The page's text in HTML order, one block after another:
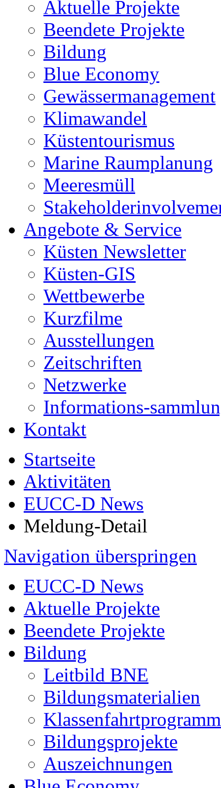
Aktuelle Projekte
Beendete Projekte
Bildung
Blue Economy
Gewässermanagement
Klimawandel
Küstentourismus
Marine Raumplanung
Meeresmüll
Angebote & Service
Küsten Newsletter
Küsten-GIS
Wettbewerbe
Kurzfilme
Ausstellungen
Zeitschriften
Netzwerke
Informations-
Kontakt
Startseite
Aktivitäten
EUCC-D News
Meldung-Detail
Navigation überspringen
EUCC-D News
Aktuelle Projekte
Beendete Projekte
Bildung
Leitbild BNE
Bildungsmaterialien
Klassenfahrtprogramm
Bildungsprojekte
Auszeichnungen